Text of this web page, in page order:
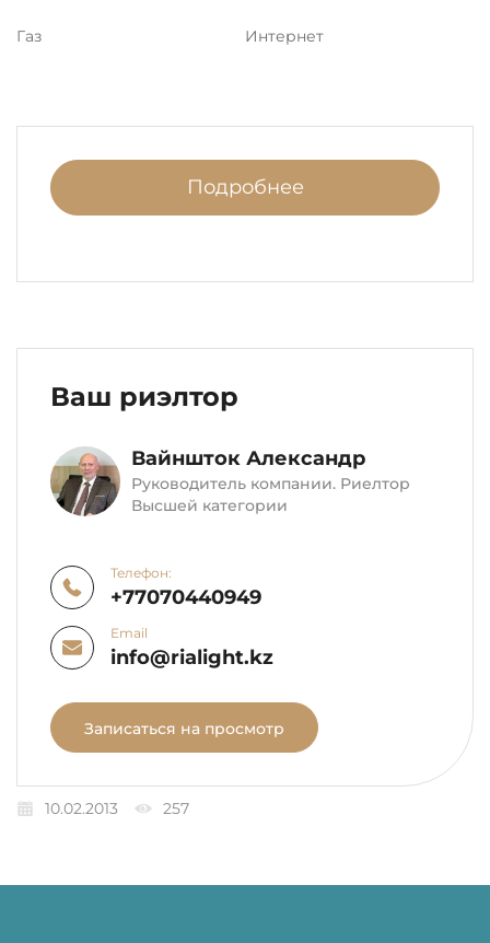
Газ Интернет
Подробнее
Ваш риэлтор
Вайншток Александр
Руководитель компании. Риелтор
Высшей категории
Телефон:
+77070440949
Email
info@rialight.kz
Записаться на просмотр
10.02.2013 257